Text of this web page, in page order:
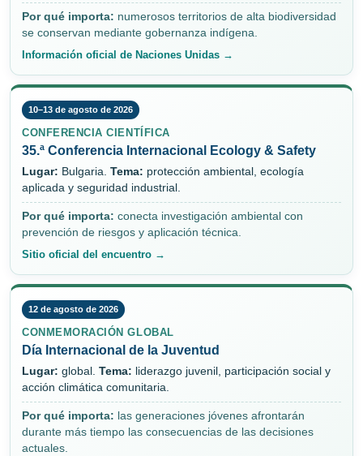
Por qué importa: numerosos territorios de alta biodiversidad
se conservan mediante gobernanza indígena.
Información oficial de Naciones Unidas →
10–13 de agosto de 2026
CONFERENCIA CIENTÍFICA
35.ª Conferencia Internacional Ecology & Safety
Lugar: Bulgaria. Tema: protección ambiental, ecología
aplicada y seguridad industrial.
Por qué importa: conecta investigación ambiental con
prevención de riesgos y aplicación técnica.
Sitio oficial del encuentro →
12 de agosto de 2026
CONMEMORACIÓN GLOBAL
Día Internacional de la Juventud
Lugar: global. Tema: liderazgo juvenil, participación social y
acción climática comunitaria.
Por qué importa: las generaciones jóvenes afrontarán
durante más tiempo las consecuencias de las decisiones
actuales.